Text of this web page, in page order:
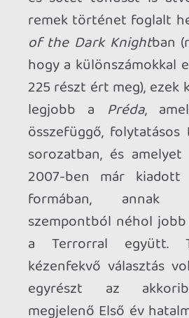
nélkülöző felnőttesebb
Doug Moench
fordulatos, néhol igencsak
légkörrel átitatott sötét bűnügyi
írt, amelyben egy Batman-
bármikor könnyen ki tud
emellett a karaktereket is úgy
meg (többek közt az agyturkász
Stranget, aki bár jó ideje
akkoriban is visszatérő
Batman-mítosznak, Moenchnek
egy új réteget adni neki), hogy
kellőképp hitelesek és
legyenek, amennyire csak lehet.